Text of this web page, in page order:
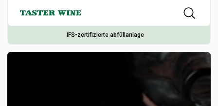
IFS-zertifizierte abfüllanlage